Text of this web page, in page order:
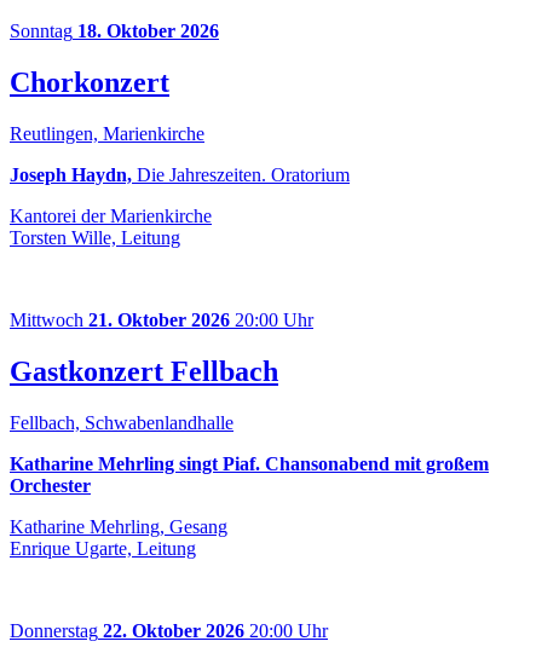
Sonntag 18. Oktober 2026
Chorkonzert
Reutlingen, Marienkirche
Joseph Haydn, Die Jahreszeiten. Oratorium
Kantorei der Marienkirche
Torsten Wille, Leitung
Mittwoch 21. Oktober 2026 20:00 Uhr
Gastkonzert Fellbach
Fellbach, Schwabenlandhalle
Katharine Mehrling singt Piaf. Chansonabend mit großem
Orchester
Katharine Mehrling, Gesang
Enrique Ugarte, Leitung
Donnerstag 22. Oktober 2026 20:00 Uhr